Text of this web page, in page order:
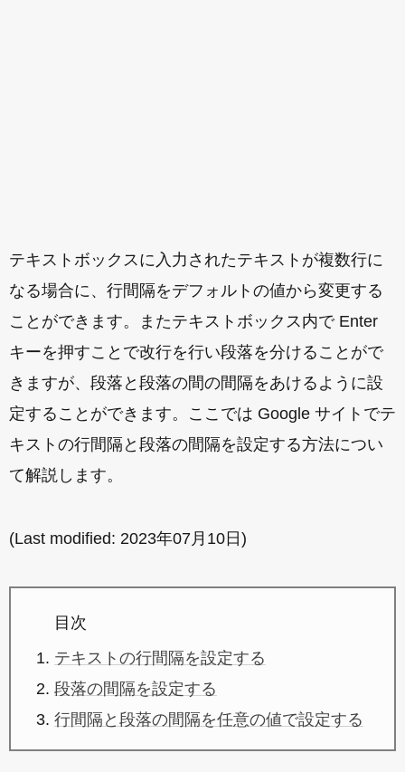
テキストボックスに入力されたテキストが複数行に
なる場合に、行間隔をデフォルトの値から変更する
ことができます。またテキストボックス内で Enter
キーを押すことで改行を行い段落を分けることがで
きますが、段落と段落の間の間隔をあけるように設
定することができます。ここでは Google サイトでテ
キストの行間隔と段落の間隔を設定する方法につい
て解説します。
(Last modified: 2023年07月10日 )
目次
テキストの行間隔を設定する
段落の間隔を設定する
行間隔と段落の間隔を任意の値で設定する